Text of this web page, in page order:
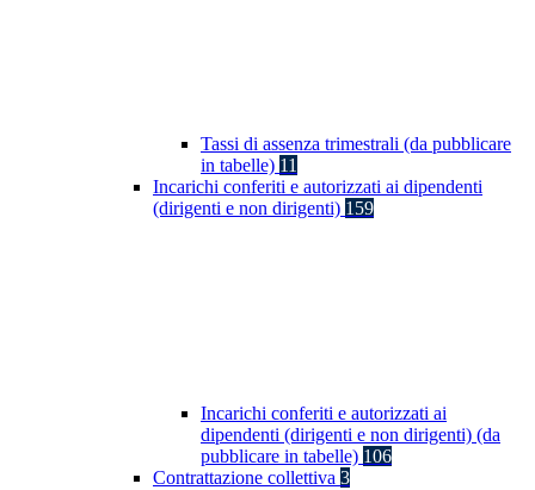
Tassi di assenza trimestrali (da pubblicare
in tabelle) 11
Incarichi conferiti e autorizzati ai dipendenti
(dirigenti e non dirigenti) 159
Incarichi conferiti e autorizzati ai
dipendenti (dirigenti e non dirigenti) (da
pubblicare in tabelle) 106
Contrattazione collettiva 3